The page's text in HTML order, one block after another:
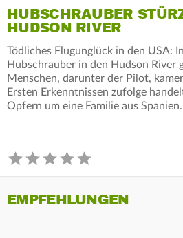
HUBSCHRAUBER
HUDSON RIVER
Tödliches Flugunglück in den USA:
Hubschrauber in den Hudson River
Menschen, darunter der Pilot,
Ersten Erkenntnissen zufolge
Opfern um eine Familie aus Spanien.
EMPFEHLUNGEN